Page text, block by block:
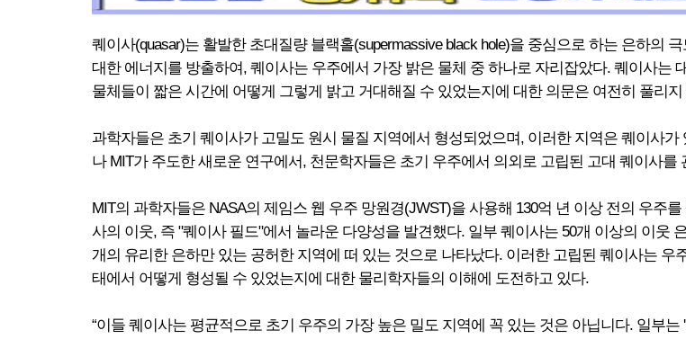
퀘이사(quasar)는 활발한 초대질량 블랙홀(supermassive black hole)을 중심으로 하는 은하의
대한 에너지를 방출하여, 퀘이사는 우주에서 가장 밝은 물체 중 하나로 자리잡았다. 퀘이사는
물체들이 짧은 시간에 어떻게 그렇게 밝고 거대해질 수 있었는지에 대한 의문은 여전히 풀리지
과학자들은 초기 퀘이사가 고밀도 원시 물질 지역에서 형성되었으며, 이러한 지역은 퀘이사
나 MIT가 주도한 새로운 연구에서, 천문학자들은 초기 우주에서 의외로 고립된 고대 퀘이사를
MIT의 과학자들은 NASA의 제임스 웹 우주 망원경(JWST)을 사용해 130억 년 이상 전의 우주
사의 이웃, 즉 "퀘이사 필드"에서 놀라운 다양성을 발견했다. 일부 퀘이사는 50개 이상의 이웃
개의 유리한 은하만 있는 공허한 지역에 떠 있는 것으로 나타났다. 이러한 고립된 퀘이사는
태에서 어떻게 형성될 수 있었는지에 대한 물리학자들의 이해에 도전하고 있다.
“이들 퀘이사는 평균적으로 초기 우주의 가장 높은 밀도 지역에 꼭 있는 것은 아닙니다. 일부